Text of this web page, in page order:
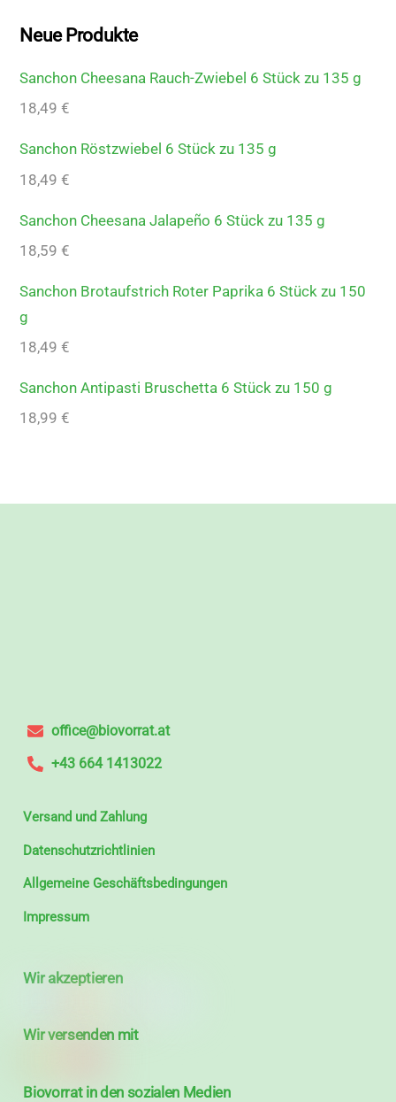
Neue Produkte
Sanchon Cheesana Rauch-Zwiebel 6 Stück zu 135 g
18,49€
Sanchon Röstzwiebel 6 Stück zu 135 g
18,49€
Sanchon Cheesana Jalapeño 6 Stück zu 135 g
18,59€
Sanchon Brotaufstrich Roter Paprika 6 Stück zu 150
g
18,49€
Sanchon Antipasti Bruschetta 6 Stück zu 150 g
18,99€
office@biovorrat.at
+43 664 1413022
Versand und Zahlung
Datenschutzrichtlinien
Allgemeine Geschäftsbedingungen
Impressum
Wir akzeptieren
Wir versenden mit
Biovorrat in den sozialen Medien